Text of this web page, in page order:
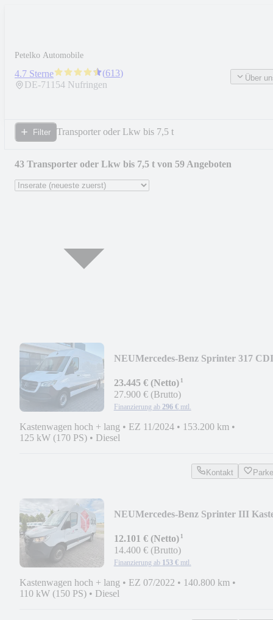
Petelko Automobile
4.7 Sterne (613)
DE-71154 Nufringen
Über
Filter Transporter oder Lkw bis 7,5 t
43 Transporter oder Lkw bis 7,5 t von 59 Angeboten
NEUMercedes-Benz Sprinter 317 CDI
23.445 € (Netto)¹
27.900 € (Brutto)
Finanzierung ab 296 € mtl.
Kastenwagen hoch + lang • EZ 11/2024 • 153.200 km •
125 kW (170 PS) • Diesel
Kontakt
NEUMercedes-Benz Sprinter III
12.101 € (Netto)¹
14.400 € (Brutto)
Finanzierung ab 153 € mtl.
Kastenwagen hoch + lang • EZ 07/2022 • 140.800 km •
110 kW (150 PS) • Diesel